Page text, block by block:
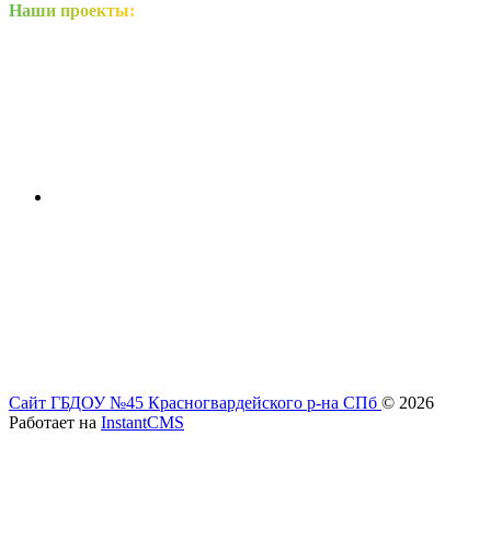
Наши проекты:
Сайт ГБДОУ №45 Красногвардейского р-на СПб © 2026
Работает на InstantCMS